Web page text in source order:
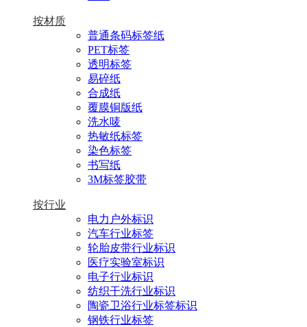
按材质
普通条码标签纸
PET标签
透明标签
易碎纸
合成纸
覆膜铜版纸
洗水唛
热敏纸标签
染色标签
书写纸
3M标签胶带
按行业
电力户外标识
汽车行业标签
轮胎皮带行业标识
医疗实验室标识
电子行业标识
纺织干洗行业标识
陶瓷卫浴行业标签标识
钢铁行业标签